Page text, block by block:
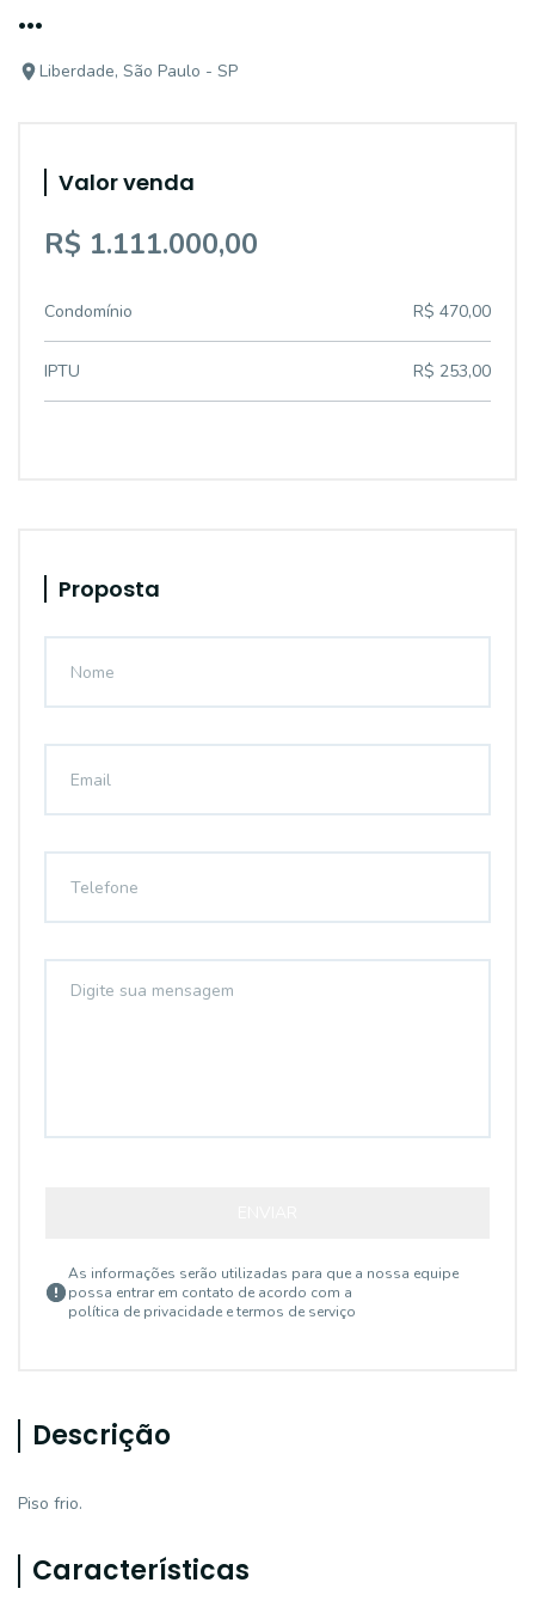
...
Liberdade, São Paulo - SP
Valor venda
R$ 1.111.000,00
Condomínio R$ 470,00
IPTU R$ 253,00
Proposta
As informações serão utilizadas para que a nossa equipe
possa entrar em contato de acordo com a
política de privacidade e termos de serviço
Descrição
Piso frio.
Características